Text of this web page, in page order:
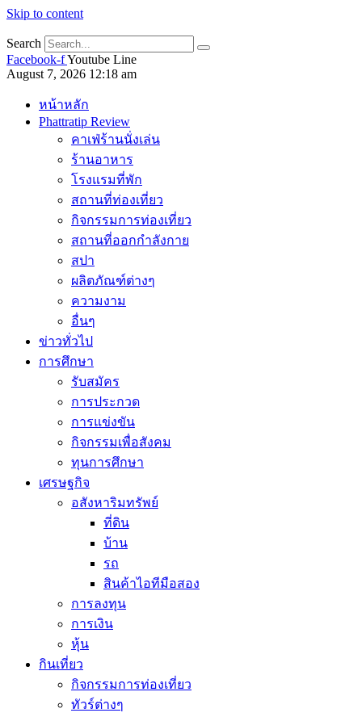
Skip to content
Search
Facebook-fYoutube Line
August 7, 2026 12:18 am
หน้าหลัก
Phattratip Review
คาเฟ่ร้านนั่งเล่น
ร้านอาหาร
โรงแรมที่พัก
สถานที่ท่องเที่ยว
กิจกรรมการท่องเที่ยว
สถานที่ออกกำลังกาย
สปา
ผลิตภัณฑ์ต่างๆ
ความงาม
อื่นๆ
ข่าวทั่วไป
การศึกษา
รับสมัคร
การประกวด
การแข่งขัน
กิจกรรมเพื่อสังคม
ทุนการศึกษา
เศรษฐกิจ
อสังหาริมทรัพย์
ที่ดิน
บ้าน
รถ
สินค้าไอทีมือสอง
การลงทุน
การเงิน
หุ้น
กินเที่ยว
กิจกรรมการท่องเที่ยว
ทัวร์ต่างๆ